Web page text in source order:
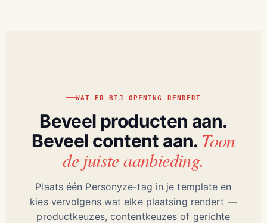
WAT ER BIJ OPENING RENDERT
Beveel producten aan.
Beveel content aan. Toon
de juiste aanbieding.
Plaats één Personyze-tag in je template en
kies vervolgens wat elke plaatsing rendert —
productkeuzes, contentkeuzes of gerichte